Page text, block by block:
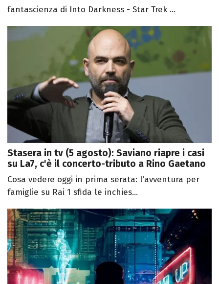
fantascienza di Into Darkness - Star Trek ...
Stasera in tv (5 agosto): Saviano riapre i casi
su La7, c'è il concerto-tributo a Rino Gaetano
Cosa vedere oggi in prima serata: l’avventura per
famiglie su Rai 1 sfida le inchies...